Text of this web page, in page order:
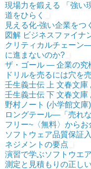
現場力を鍛える 「強い
道をひらく
見える化-強い企業をつ
図解 ビジネスファイナ
クリティカルチェーン
に進まないのか?
ザ・ゴール ― 企業の究
ドリルを売るには穴を
壬生義士伝 上 文春文庫
壬生義士伝 下 文春文庫
野村ノート (小学館文庫)
ロングテール―「売れ
フリー~〈無料〉から
ソフトウェア品質保証
ネジメントの要点
演習で学ぶソフトウエ
測定と見積もりの正し